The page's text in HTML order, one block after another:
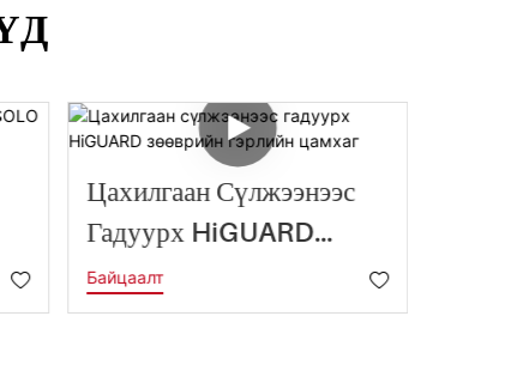
Цахилгаан Сүлжээнээс
Гадуурх HiGUARD
Зөөврийн Гэрлийн
Цамхаг
Байцаалт